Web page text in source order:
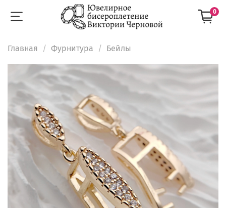
0
Главная Фурнитура Бейлы